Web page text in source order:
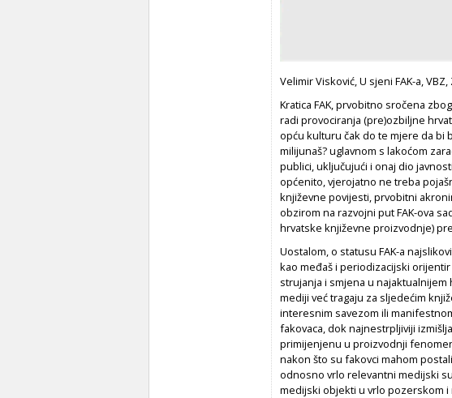
Velimir Visković, U sjeni FAK-a, VBZ,
Kratica FAK, prvobitno sročena
radi provociranja (pre)ozbiljne
opću kulturu čak do te mjere da bi
milijunaš? uglavnom s lakoćom
publici, uključujući i onaj dio
općenito, vjerojatno ne treba
književne povijesti, prvobitni
obzirom na razvojni put FAK-ova
hrvatske književne proizvodnje)
Uostalom, o statusu FAK-a
kao međaš i periodizacijski
strujanja i smjena u
mediji već tragaju za sljedećim
interesnim savezom ili
fakovaca, dok najnestrpljiviji
primijenjenu u proizvodnji
nakon što su fakovci mahom
odnosno vrlo relevantni medijski
medijski objekti u vrlo pozerskom i